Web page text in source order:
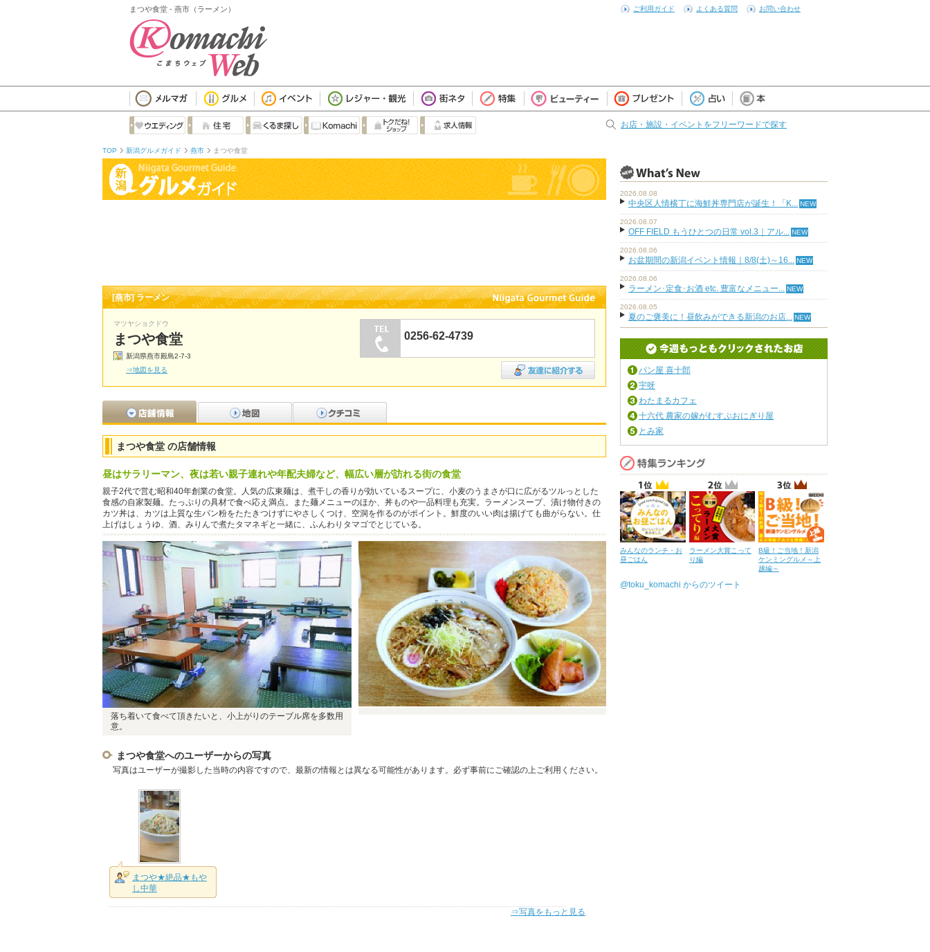
まつや食堂 - 燕市（ラーメン） ご利用ガイド よくある質問 お問い合わせ
お店・施設・イベントをフリーワードで探す
TOP 新潟グルメガイド 燕市 まつや食堂
[燕市] ラーメン
マツヤショクドウ
まつや食堂
新潟県燕市殿島2-7-3
⇒地図を見る
0256-62-4739
まつや食堂 の店舗情報
昼はサラリーマン、夜は若い親子連れや年配夫婦など、幅広い層が訪れる街の食堂
親子2代で営む昭和40年創業の食堂。人気の広東麺は、煮干しの香りが効いているスープに、小麦のうまさが口に広がるツルっとした
食感の自家製麺。たっぷりの具材で食べ応え満点。また麺メニューのほか、丼ものや一品料理も充実。ラーメンスープ、漬け物付きの
カツ丼は、カツは上質な生パン粉をたたきつけずにやさしくつけ、空洞を作るのがポイント。鮮度のいい肉は揚げても曲がらない。仕
上げはしょうゆ、酒、みりんで煮たタマネギと一緒に、ふんわりタマゴでとじている。
落ち着いて食べて頂きたいと、小上がりのテーブル席を多数用
意。
まつや食堂へのユーザーからの写真
写真はユーザーが撮影した当時の内容ですので、最新の情報とは異なる可能性があります。必ず事前にご確認の上ご利用ください。
まつや★絶品★もや
し中華
⇒写真をもっと見る
2026.08.08
中央区人情横丁に海鮮丼専門店が誕生！「K...
2026.08.07
OFF FIELD もうひとつの日常 vol.3｜アル...
2026.08.06
お盆期間の新潟イベント情報｜8/8(土)～16...
2026.08.06
ラーメン･定食･お酒 etc. 豊富なメニュー...
2026.08.05
夏のご褒美に！昼飲みができる新潟のお店...
パン屋 喜十郎
宇呀
わたまるカフェ
十六代 農家の嫁がむすぶおにぎり屋
とみ家
みんなのランチ・お
昼ごはん
ラーメン大賞こって
り編
B級！ご当地！新潟
ケンミングルメ～上
越編～
@toku_komachi からのツイート